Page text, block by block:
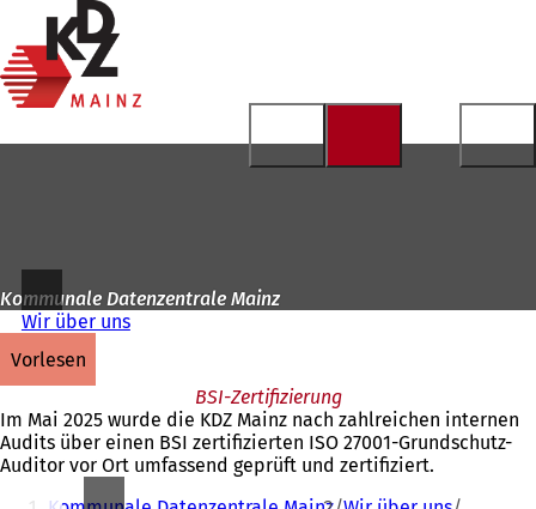
Inhalt anspringen
Startseite
Kommunale Datenzentrale Mainz
Wir über uns
vorlesen
BSI-Zertifizierung
Im Mai 2025 wurde die KDZ Mainz nach zahlreichen internen
Audits über einen BSI zertifizierten ISO 27001-Grundschutz-
Auditor vor Ort umfassend geprüft und zertifiziert.
Sie